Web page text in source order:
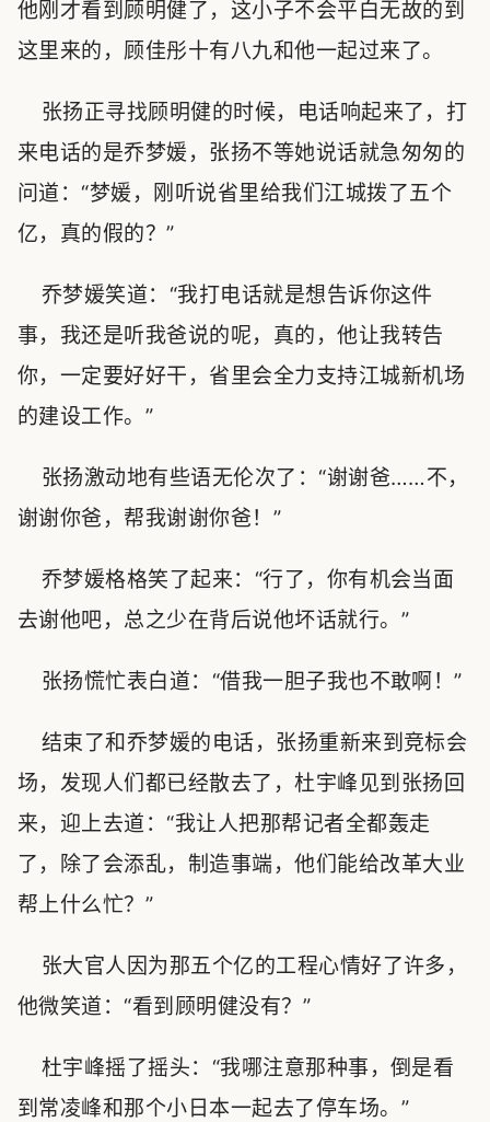
他刚才看到顾明健了，这小子不会平白无故的到
这里来的，顾佳彤十有八九和他一起过来了。
张扬正寻找顾明健的时候，电话响起来了，打
来电话的是乔梦媛，张扬不等她说话就急匆匆的
问道：“梦媛，刚听说省里给我们江城拨了五个
亿，真的假的？”
乔梦媛笑道：“我打电话就是想告诉你这件
事，我还是听我爸说的呢，真的，他让我转告
你，一定要好好干，省里会全力支持江城新机场
的建设工作。”
张扬激动地有些语无伦次了：“谢谢爸……不，
谢谢你爸，帮我谢谢你爸！”
乔梦媛格格笑了起来：“行了，你有机会当面
去谢他吧，总之少在背后说他坏话就行。”
张扬慌忙表白道：“借我一胆子我也不敢啊！”
结束了和乔梦媛的电话，张扬重新来到竞标会
场，发现人们都已经散去了，杜宇峰见到张扬回
来，迎上去道：“我让人把那帮记者全都轰走
了，除了会添乱，制造事端，他们能给改革大业
帮上什么忙？”
张大官人因为那五个亿的工程心情好了许多，
他微笑道：“看到顾明健没有？”
杜宇峰摇了摇头：“我哪注意那种事，倒是看
到常凌峰和那个小日本一起去了停车场。”